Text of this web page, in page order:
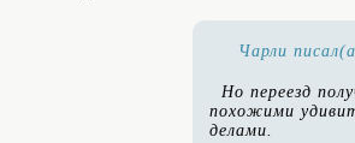
Чарли
Но переезд
похожими
делами.